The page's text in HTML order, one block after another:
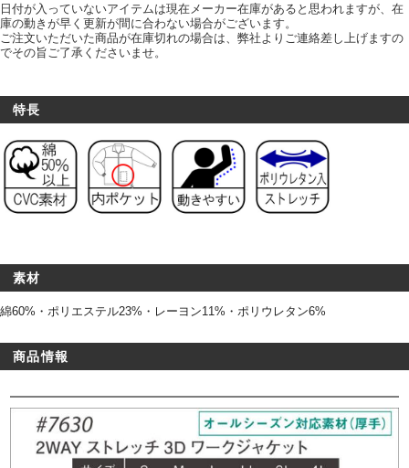
日付が入っていないアイテムは現在メーカー在庫があると思われますが、在
庫の動きが早く更新が間に合わない場合がございます。
ご注文いただいた商品が在庫切れの場合は、弊社よりご連絡差し上げますの
でその旨ご了承くださいませ。
特長
素材
綿60%・ポリエステル23%・レーヨン11%・ポリウレタン6%
商品情報